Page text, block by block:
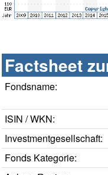
Factsheet
Fondsname:
ISIN / WKN:
Investmentgesellschaft:
Fonds Kategorie: